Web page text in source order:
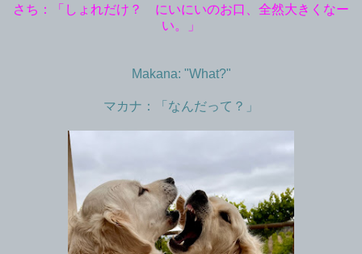
さち：「しょれだけ？ にいにいのお口、全然大きくなー
い。」
Makana: "What?"
マカナ：「なんだって？」